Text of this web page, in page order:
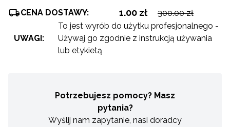
CENA DOSTAWY: 1.00 zł 300.00 zł
UWAGI:
To jest wyrób do użytku profesjonalnego -
Używaj go zgodnie z instrukcją używania
lub etykietą
Potrzebujesz pomocy? Masz
pytania?
Wyślij nam zapytanie, nasi doradcy